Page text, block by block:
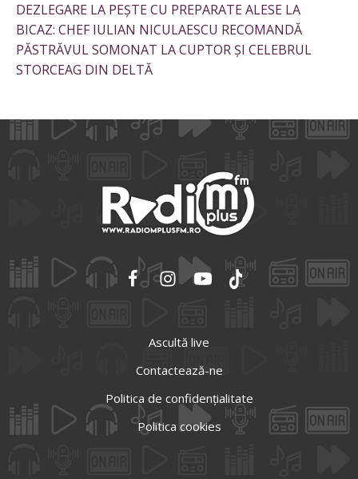
DEZLEGARE LA PEȘTE CU PREPARATE ALESE LA
BICAZ: CHEF IULIAN NICULAESCU RECOMANDĂ
PĂSTRĂVUL SOMONAT LA CUPTOR ȘI CELEBRUL
STORCEAG DIN DELTĂ
Ascultă live
Contactează-ne
Politica de confidențialitate
Politica cookies